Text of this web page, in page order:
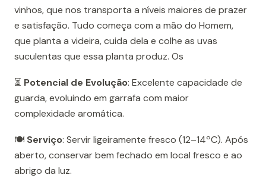
vinhos, que nos transporta a níveis maiores de prazer
e satisfação. Tudo começa com a mão do Homem,
que planta a videira, cuida dela e colhe as uvas
suculentas que essa planta produz. Os
⏳ Potencial de Evolução: Excelente capacidade de
guarda, evoluindo em garrafa com maior
complexidade aromática.
🍽️ Serviço: Servir ligeiramente fresco (12–14ºC). Após
aberto, conservar bem fechado em local fresco e ao
abrigo da luz.